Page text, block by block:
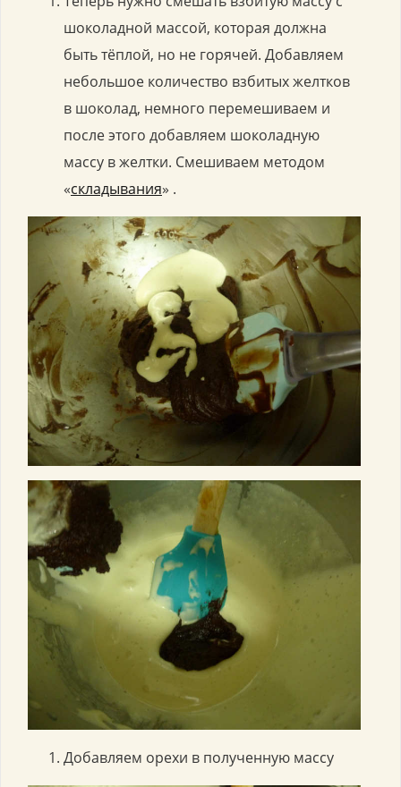
шоколадной массой, которая должна
быть тёплой, но не горячей. Добавляем
небольшое количество взбитых желтков
в шоколад, немного перемешиваем и
после этого добавляем шоколадную
массу в желтки. Смешиваем методом
«складывания» .
Добавляем орехи в полученную массу